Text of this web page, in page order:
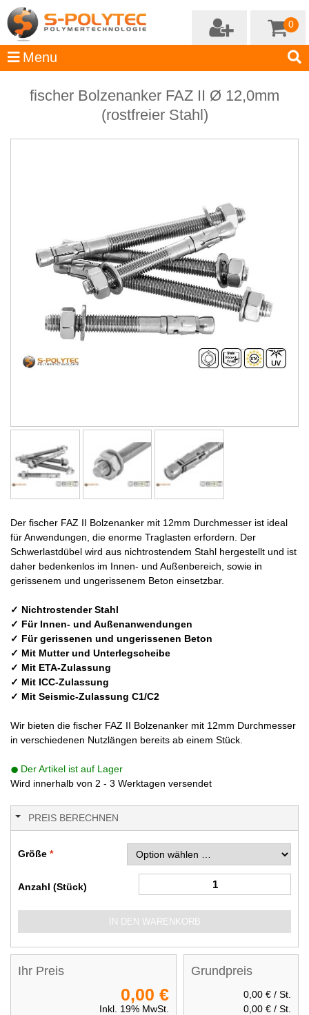
0
fischer Bolzenanker FAZ II Ø 12,0mm
(rostfreier Stahl)
Der fischer FAZ II Bolzenanker mit 12mm Durchmesser ist ideal
für Anwendungen, die enorme Traglasten erfordern. Der
Schwerlastdübel wird aus nichtrostendem Stahl hergestellt und ist
daher bedenkenlos im Innen- und Außenbereich, sowie in
gerissenem und ungerissenem Beton einsetzbar.
✓ Nichtrostender Stahl
✓ Für Innen- und Außenanwendungen
✓ Für gerissenen und ungerissenen Beton
✓ Mit Mutter und Unterlegscheibe
✓ Mit ETA-Zulassung
✓ Mit ICC-Zulassung
✓ Mit Seismic-Zulassung C1/C2
Wir bieten die fischer FAZ II Bolzenanker mit 12mm Durchmesser
in verschiedenen Nutzlängen bereits ab einem Stück.
Der Artikel ist auf Lager
Wird innerhalb von 2 - 3 Werktagen versendet
PREIS BERECHNEN
Größe
Anzahl (Stück)
IN DEN WARENKORB
Grundpreis
0,00 € / St.
0,00 € / St.
Ihr Preis
0,00 €
Inkl. 19% MwSt.